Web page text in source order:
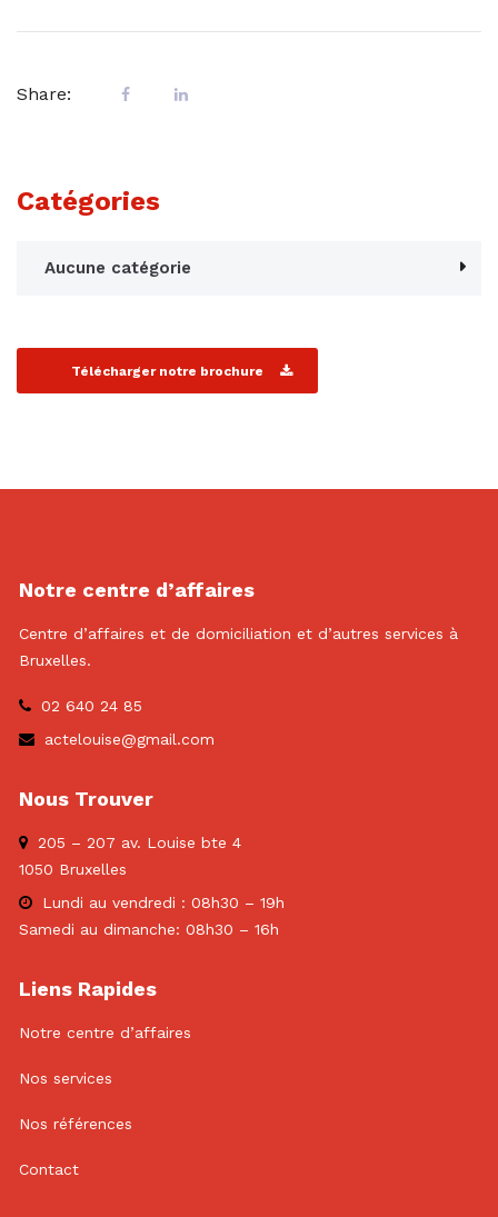
Share:
Catégories
Aucune catégorie
Télécharger notre brochure
Notre centre d’affaires
Centre d’affaires et de domiciliation et d’autres services à
Bruxelles.
02 640 24 85
actelouise@gmail.com
Nous Trouver
205 – 207 av. Louise bte 4
1050 Bruxelles
Lundi au vendredi : 08h30 – 19h
Samedi au dimanche: 08h30 – 16h
Liens Rapides
Notre centre d’affaires
Nos services
Nos références
Contact